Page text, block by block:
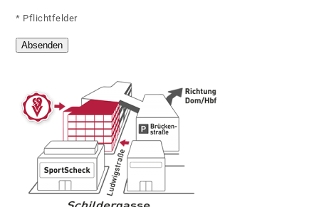
* Pflichtfelder